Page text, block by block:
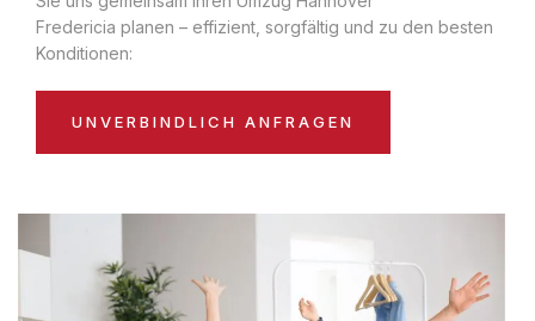
Fredericia planen – effizient, sorgfältig und zu den besten
Konditionen:
UNVERBINDLICH ANFRAGEN